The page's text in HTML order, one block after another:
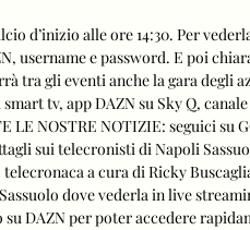
d’inizio alle ore 14:30. Per
username e password. E poi
tra gli eventi anche la gara degli
tv, app DAZN su Sky Q,
LE NOSTRE NOTIZIE: seguici su
sui telecronisti di Napoli
a cura di Ricky
dove vederla in live
DAZN per poter accedere